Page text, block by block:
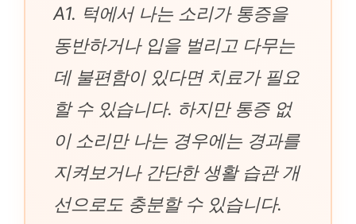
A1. 턱에서 나는 소리가 통증을
동반하거나 입을 벌리고 다무는
데 불편함이 있다면 치료가 필요
할 수 있습니다. 하지만 통증 없
이 소리만 나는 경우에는 경과를
지켜보거나 간단한 생활 습관 개
선으로도 충분할 수 있습니다.